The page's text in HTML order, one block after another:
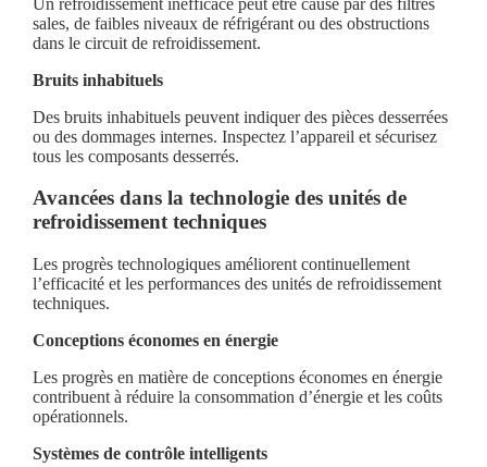
sales, de faibles niveaux de réfrigérant ou des obstructions
dans le circuit de refroidissement.
Bruits inhabituels
Des bruits inhabituels peuvent indiquer des pièces desserrées
ou des dommages internes. Inspectez l’appareil et sécurisez
tous les composants desserrés.
Avancées dans la technologie des unités de
refroidissement techniques
Les progrès technologiques améliorent continuellement
l’efficacité et les performances des unités de refroidissement
techniques.
Conceptions économes en énergie
Les progrès en matière de conceptions économes en énergie
contribuent à réduire la consommation d’énergie et les coûts
opérationnels.
Systèmes de contrôle intelligents